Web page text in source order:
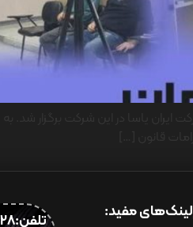
لینک‌های مفید: تلفن:65607028(021)